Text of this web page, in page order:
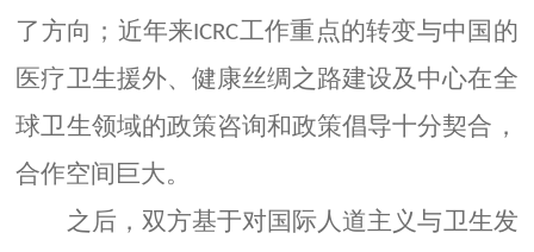
了方向；近年来ICRC工作重点的转变与中国的
医疗卫生援外、健康丝绸之路建设及中心在全
球卫生领域的政策咨询和政策倡导十分契合，
合作空间巨大。
之后，双方基于对国际人道主义与卫生发